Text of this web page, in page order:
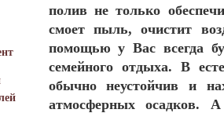
полив не только
смоет пыль, очистит
помощью у Вас всегда
семейного отдыха. В
обычно неустойчив и
атмосферных осадков.